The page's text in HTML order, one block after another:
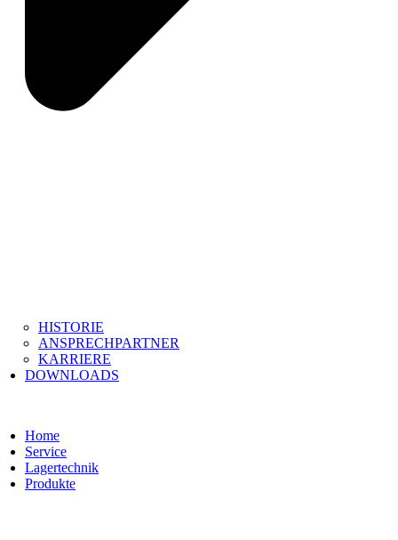
HISTORIE
ANSPRECHPARTNER
KARRIERE
DOWNLOADS
Home
Service
Lagertechnik
Produkte